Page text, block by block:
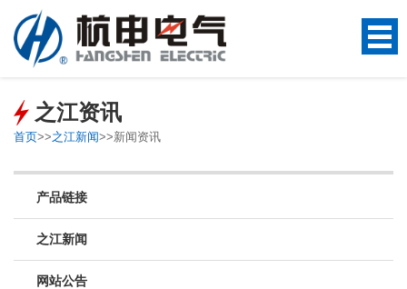
之江资讯
首页>>之江新闻>>新闻资讯
产品链接
之江新闻
网站公告